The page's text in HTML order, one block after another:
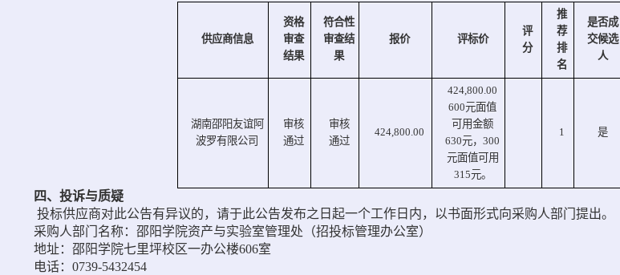
供应商信息
资格
审查
结果
符合性
审查结
果
报价 评标价
评
分
推
荐
排
名
是否成
交候选
人
湖南邵阳友谊阿
波罗有限公司
审核
通过
审核
通过
424,800.00
424,800.00
600元面值
可用金额
630元，300
元面值可用
315元。
1 是
四、投诉与质疑
投标供应商对此公告有异议的，请于此公告发布之日起一个工作日内，以书面形式向采购人部门提出。
采购人部门名称：邵阳学院资产与实验室管理处（招投标管理办公室）
地址：邵阳学院七里坪校区一办公楼606室
电话：0739-5432454